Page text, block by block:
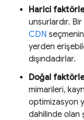
Harici
unsurlardır.
CDN
yerden
dışındadırlar.
Doğal
mimarileri,
optimizasyon
dahilinde olan